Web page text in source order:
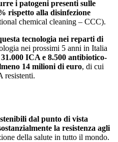
i patogeni presenti sulle
rispetto alla disinfezione
chemical cleaning – CCC).
tecnologia nei reparti di
nei prossimi 5 anni in Italia
ICA e 8.500 antibiotico-
14 milioni di euro, di cui
resistenti.
dal punto di vista
la resistenza agli
della salute in tutto il mondo.